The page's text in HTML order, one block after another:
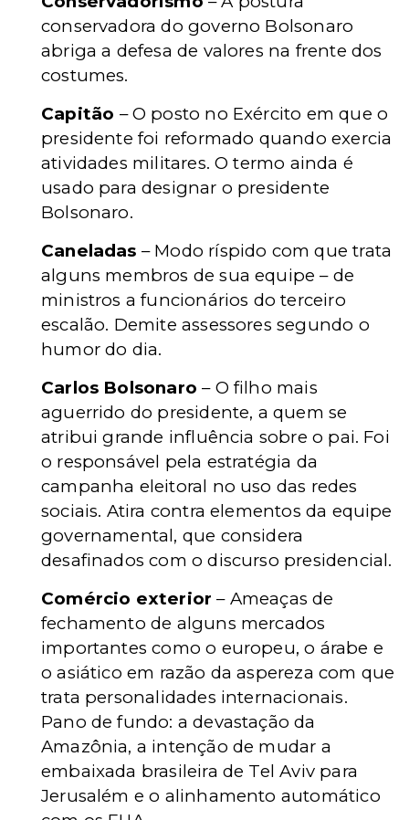
conservadora do governo Bolsonaro
abriga a defesa de valores na frente dos
costumes.
Capitão – O posto no Exército em que o
presidente foi reformado quando exercia
atividades militares. O termo ainda é
usado para designar o presidente
Bolsonaro.
Caneladas – Modo ríspido com que trata
alguns membros de sua equipe – de
ministros a funcionários do terceiro
escalão. Demite assessores segundo o
humor do dia.
Carlos Bolsonaro – O filho mais
aguerrido do presidente, a quem se
atribui grande influência sobre o pai. Foi
o responsável pela estratégia da
campanha eleitoral no uso das redes
sociais. Atira contra elementos da equipe
governamental, que considera
desafinados com o discurso presidencial.
Comércio exterior – Ameaças de
fechamento de alguns mercados
importantes como o europeu, o árabe e
o asiático em razão da aspereza com que
trata personalidades internacionais.
Pano de fundo: a devastação da
Amazônia, a intenção de mudar a
embaixada brasileira de Tel Aviv para
Jerusalém e o alinhamento automático